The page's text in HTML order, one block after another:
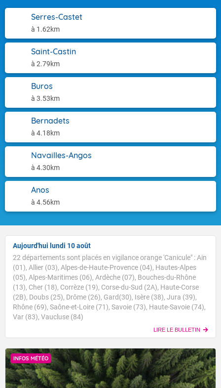
Serres-Castet
à 1.62km
Saint-Castin
à 2.79km
Buros
à 3.53km
Bernadets
à 4.18km
Navailles-Angos
à 4.30km
Anos
à 4.56km
Aujourd'hui lundi 10 août
22 départements sont placés en vigilance orange 'Canicule" : Ain
(01), Allier (03), Alpes-de-Haute-Provence (04), Hautes-Alpes
(05), Alpes-Maritimes (06), Ardèche (07), Bouches-du-Rhône
(13), Cher (18), Corrèze (19), Corse-du-Sud (2A), Haute-Corse
(2B), Doubs (25), Drôme (26), Gard(30), Isère (38), Jura (39),
Rhône (69), Saône-et-Loire (71), Savoie (73), Haute-Savoie (74),
Var (83), Vaucluse (84)
LIRE LE BULLETIN
INFOS MÉTÉO